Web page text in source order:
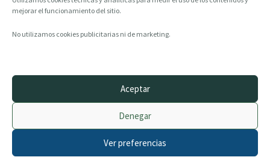
mejorar el funcionamiento del sitio.
No utilizamos cookies publicitarias ni de marketing.
Aceptar
Denegar
Ver preferencias
© 2014–2026 creandotuprovincia.es · Todos los derechos reservados
Política de Cookies
Archivo histórico